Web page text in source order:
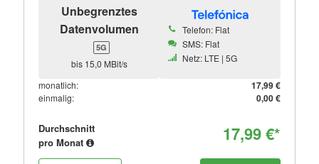
Unbegrenztes
Datenvolumen
5G
bis 15,0 MBit/s
Telefon: Flat
SMS: Flat
Netz: LTE | 5G
monatlich: 17,99 €
einmalig: 0,00 €
Durchschnitt
pro Monat
17,99 €*